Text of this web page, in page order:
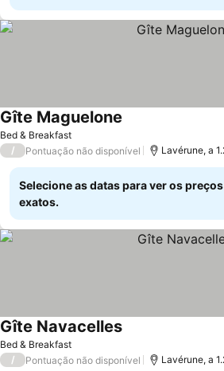
Bed & Breakfast
Gîte Maguelone
/ Pontuação não disponível
Selecione as datas para ver os preços
exatos.
Bed & Breakfast
Gîte Navacelles
/ Pontuação não disponível